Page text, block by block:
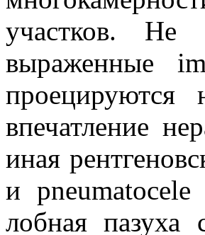
участков. Не
выраженные
впечатление
иная
и
лобная пазуха